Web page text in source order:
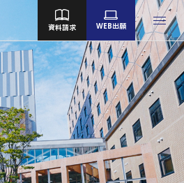
女子短期大学部 大学院
Language
資料請求 WEB出願